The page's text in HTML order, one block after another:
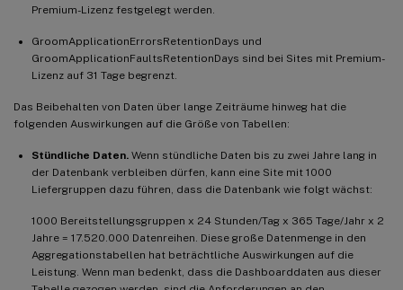
Premium-Lizenz festgelegt werden.
GroomApplicationErrorsRetentionDays und
GroomApplicationFaultsRetentionDays sind bei Sites mit Premium-
Lizenz auf 31 Tage begrenzt.
Das Beibehalten von Daten über lange Zeiträume hinweg hat die
folgenden Auswirkungen auf die Größe von Tabellen:
Stündliche Daten. Wenn stündliche Daten bis zu zwei Jahre lang in
der Datenbank verbleiben dürfen, kann eine Site mit 1000
Liefergruppen dazu führen, dass die Datenbank wie folgt wächst:
1000 Bereitstellungsgruppen x 24 Stunden/Tag x 365 Tage/Jahr x 2
Jahre = 17.520.000 Datenreihen. Diese große Datenmenge in den
Aggregationstabellen hat beträchtliche Auswirkungen auf die
Leistung. Wenn man bedenkt, dass die Dashboarddaten aus dieser